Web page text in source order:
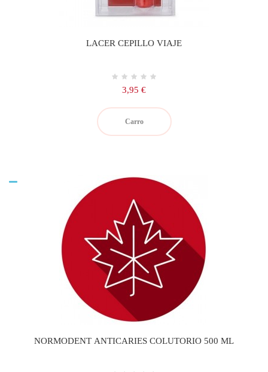
LACER CEPILLO VIAJE
Precio
3,95 €
Carro
NORMODENT ANTICARIES COLUTORIO 500 ML